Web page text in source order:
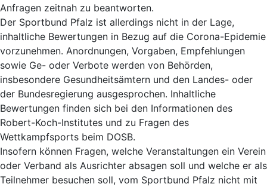
Anfragen zeitnah zu beantworten.
Der Sportbund Pfalz ist allerdings nicht in der Lage,
inhaltliche Bewertungen in Bezug auf die Corona-Epidemie
vorzunehmen. Anordnungen, Vorgaben, Empfehlungen
sowie Ge- oder Verbote werden von Behörden,
insbesondere Gesundheitsämtern und den Landes- oder
der Bundesregierung ausgesprochen. Inhaltliche
Bewertungen finden sich bei den Informationen des
Robert-Koch-Institutes und zu Fragen des
Wettkampfsports beim DOSB.
Insofern können Fragen, welche Veranstaltungen ein Verein
oder Verband als Ausrichter absagen soll und welche er als
Teilnehmer besuchen soll, vom Sportbund Pfalz nicht mit